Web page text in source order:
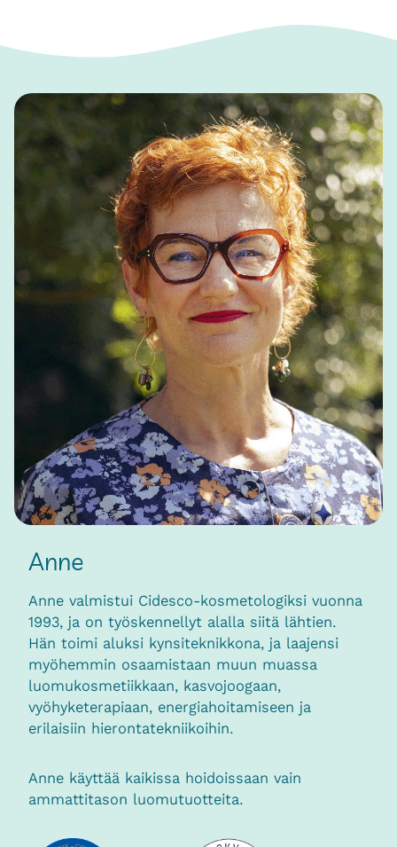
Anne
Anne valmistui Cidesco-kosmetologiksi vuonna
1993, ja on työskennellyt alalla siitä lähtien.
Hän toimi aluksi kynsiteknikkona, ja laajensi
myöhemmin osaamistaan muun muassa
luomukosmetiikkaan, kasvojoogaan,
vyöhyketerapiaan, energiahoitamiseen ja
erilaisiin hierontatekniikoihin.
Anne käyttää kaikissa hoidoissaan vain
ammattitason luomutuotteita.